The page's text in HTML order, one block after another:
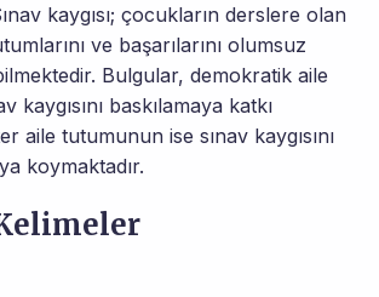
kaygısı; çocukların derslere olan
ve başarılarını olumsuz
Bulgular, demokratik aile
kaygısını baskılamaya katkı
aile tutumunun ise sınav kaygısını
koymaktadır.